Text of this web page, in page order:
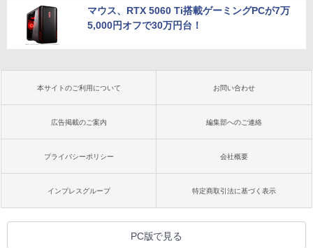
マウス、RTX 5060 Ti搭載ゲーミングPCが7万
5,000円オフで30万円台！
本サイトのご利用について お問い合わせ
広告掲載のご案内 編集部へのご連絡
プライバシーポリシー 会社概要
インプレスグループ 特定商取引法に基づく表示
PC版で見る